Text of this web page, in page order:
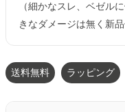
（細かなスレ、ベゼル
きなダメージは無く新
送料無料 ラッピング